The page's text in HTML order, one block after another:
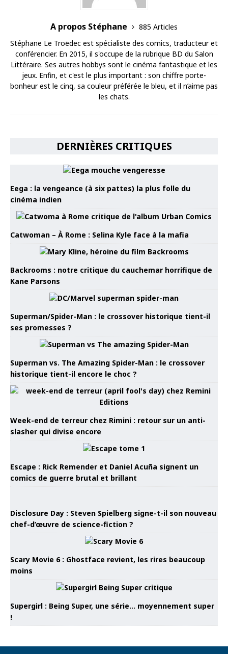
A propos Stéphane
885 Articles
Stéphane Le Troëdec est spécialiste des comics, traducteur et
conférencier. En 2015, il s'occupe de la rubrique BD du Salon
Littéraire. Ses autres hobbys sont le cinéma fantastique et les
jeux. Enfin, et c'est le plus important : son chiffre porte-
bonheur est le cinq, sa couleur préférée le bleu, et il n’aime pas
les chats.
DERNIÈRES CRITIQUES
Eega : la vengeance (à six pattes) la plus folle du
cinéma indien
Catwoman – À Rome : Selina Kyle face à la mafia
Backrooms : notre critique du cauchemar horrifique de
Kane Parsons
Superman/Spider-Man : le crossover historique tient-il
ses promesses ?
Superman vs. The Amazing Spider-Man : le crossover
historique tient-il encore le choc ?
Week-end de terreur chez Rimini : retour sur un anti-
slasher qui divise encore
Escape : Rick Remender et Daniel Acuña signent un
comics de guerre brutal et brillant
Disclosure Day : Steven Spielberg signe-t-il son nouveau
chef-d’œuvre de science-fiction ?
Scary Movie 6 : Ghostface revient, les rires beaucoup
moins
Supergirl : Being Super, une série… moyennement super
!